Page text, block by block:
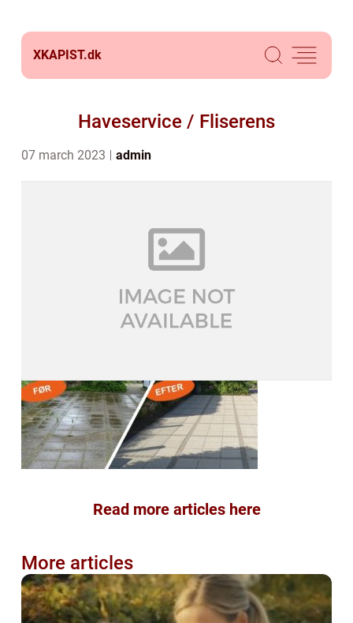
XKAPIST.dk
Haveservice / Fliserens
07 march 2023 admin
Read more articles here
More articles